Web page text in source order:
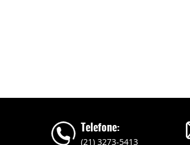
Telefone:
(21) 3273-5413